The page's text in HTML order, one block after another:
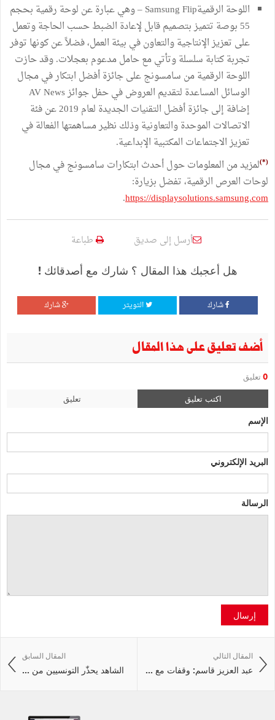
اللوحة الرقميةSamsung Flip – وهي عبارة عن لوحة رقمية بحجم
55 بوصة تتميز بتصميم قابل لإعادة الضبط حسب الحاجة وتعمل
على تعزيز الإنتاجية والتعاون في بيئة العمل، فضلاً عن كونها توفر
تجربة كتابة سلسلة وتأتي مع حامل مدعوم بعجلات. وقد حازت
اللوحة الرقمية من سامسونج على جائزة أفضل ابتكار في مجال
الوسائل المساعدة لتقديم العروض في حفل جوائز AV News
إضافة إلى جائزة أفضل التقنيات الجديدة لعام 2019 عن فئة
الاتصالات الموحدة والتعاونية وذلك نظير مساهمتها الفعالة في
تعزيز الاجتماعات المكتبية الإبداعية.
(*)لمزيد من المعلومات حول أحدث ابتكارات سامسونج في مجال
لوحات العرص الرقمية، تفضل بزيارة:
https://displaysolutions.samsung.com
.
أرسل إلى صديق طباعة
هل أعجبك هذا المقال ؟ شارك مع أصدقائك !
شارك التويتر شارك
أضف تعليق على هذا المقال
0 تعليق
اكتب تعليق تعليق
الإسم
البريد الإلكتروني
الرسالة
إرسال
المقال السابق
الشاهد يحذّٰر التونسيين من ...
المقال التالي
عبد العزيز قاسم: وقفات مع ...